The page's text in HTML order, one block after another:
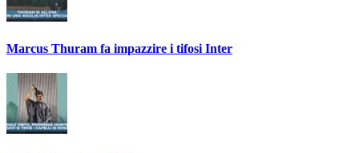
Marcus Thuram fa impazzire i tifosi Inter